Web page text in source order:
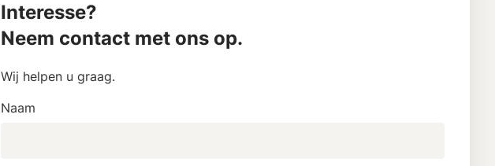
Interesse?
Neem contact met ons op.
Wij helpen u graag.
Naam